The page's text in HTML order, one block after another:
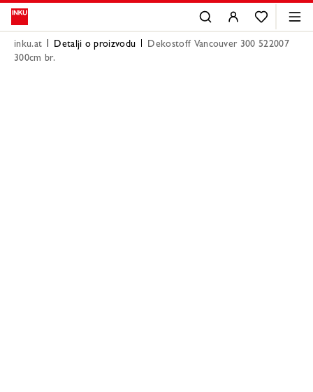
inku.at Detalji o proizvodu
Dekostoff Vancouver 300 522007
300cm br.